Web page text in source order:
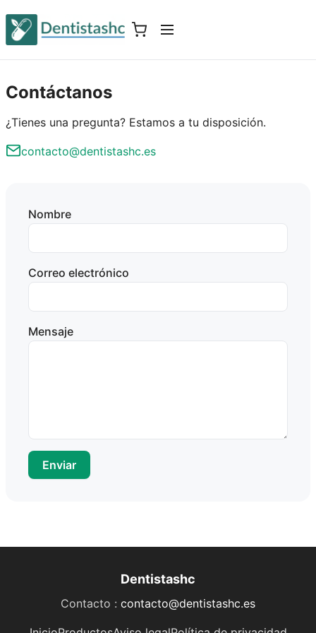
Contáctanos
¿Tienes una pregunta? Estamos a tu disposición.
contacto@dentistashc.es
Nombre
Correo electrónico
Mensaje
Enviar
Dentistashc
Contacto : contacto@dentistashc.es